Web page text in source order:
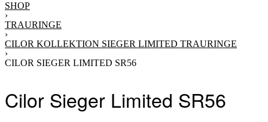
SHOP
›
TRAURINGE
›
CILOR KOLLEKTION SIEGER LIMITED TRAURINGE
›
CILOR SIEGER LIMITED SR56
Cilor Sieger Limited SR56